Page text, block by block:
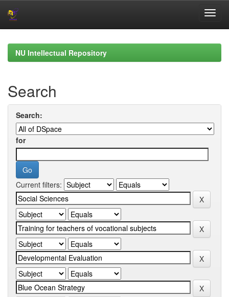
navigationNU Intellectual Repository
Search
Search:
for
Current filters: